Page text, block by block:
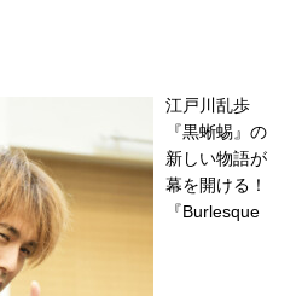
江戸川乱歩
『黒蜥蜴』の
新しい物語が
幕を開ける！
『Burlesque